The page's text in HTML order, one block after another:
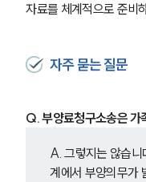
자료를 체계적으로 준비
자주 묻는 질문
Q. 부양료청구소송은 가
A. 그렇지는 않습
계에서 부양의무가